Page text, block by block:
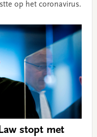
op het coronavirus.
stopt met